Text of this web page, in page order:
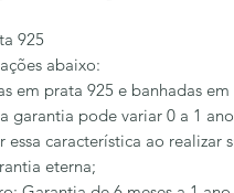
925
abaixo:
em prata 925 e banhadas
garantia pode variar 0 a 1
essa característica ao realizar
eterna;